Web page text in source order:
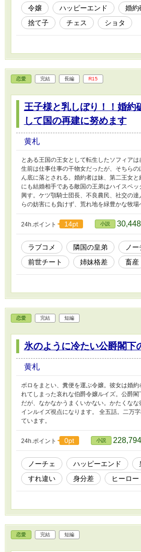
令嬢 ハッピーエンド 婚約
捨て子
チェス ショタ
恋愛 完結 長編 R15
王子様と乳しぼり！！婚約
して国の再建に努めます
黄札
とある王国の王女として転生したソフィア
生前は仕事仕事の干物女だったが、そちら
ん底に落とされる。婚約者は妹、第二王女
にも結婚相手である敵国の王弟はハイスペ
興す。ケツ顎騎士団長、不良農民、社交の
らの妨害にも負けず、荒れ地を緑豊かな牧
24h.ポイント 14pt 小説 30,448
ラブコメ 隣国の皇弟 ノー
前世チート
姉妹格差 畜産
恋愛 完結 短編
氷のように冷たい公爵閣下
黄札
ボロをまとい、糞便を運ぶ令嬢。彼女は婚
れてしまった哀れな伯爵令嬢ルイズ。公爵
だが、なかなかうまくいかない。かたくな
インルイズ視点になります。 全五話。二万
ています。
24h.ポイント 0pt 小説 228,794
ノーチェ ハッピーエンド
すれ違い
身分差 ヒーロー
恋愛 完結 短編